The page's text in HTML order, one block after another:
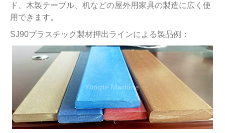
ド、木製テーブル、机などの屋外用家具の製造に広く使
用できます。
SJ90プラスチック製材押出ラインによる製品例：